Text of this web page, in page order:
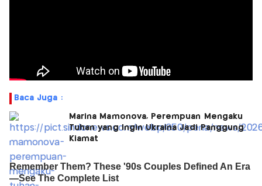
Baca Juga :
Marina Mamonova, Perempuan Mengaku
Tuhan yang Ingin Ukraina Jadi Panggung
Kiamat